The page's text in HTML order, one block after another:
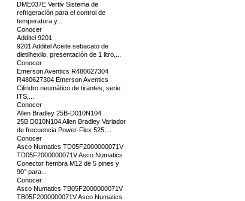
DME037E Vertiv Sistema de
refrigeración para el control de
temperatura y...
Conocer
Additel 9201
9201 Additel Aceite sebacato de
dietilhexilo, presentación de 1 litro,...
Conocer
Emerson Aventics R480627304
R480627304 Emerson Aventics
Cilindro neumático de tirantes, serie
ITS,...
Conocer
Allen Bradley 25B-D010N104
25B D010N104 Allen Bradley Variador
de frecuencia Power-Flex 525,...
Conocer
Asco Numatics TD05F2000000071V
TD05F2000000071V Asco Numatics
Conector hembra M12 de 5 pines y
90° para...
Conocer
Asco Numatics TB05F2000000071V
TB05F2000000071V Asco Numatics